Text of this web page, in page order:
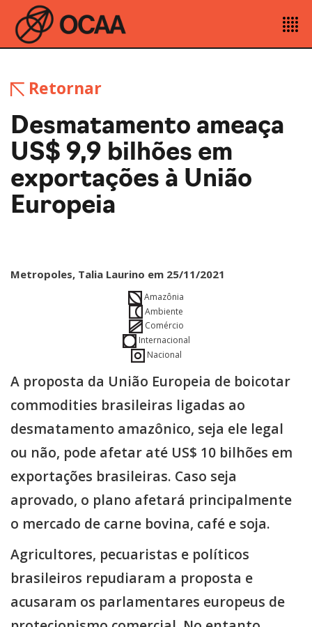
Retornar
Desmatamento ameaça
US$ 9,9 bilhões em
exportações à União
Europeia
Metropoles, Talia Laurino em 25/11/2021
Amazônia
Ambiente
Comércio
Internacional
Nacional
A proposta da União Europeia de boicotar
commodities brasileiras ligadas ao
desmatamento amazônico, seja ele legal
ou não, pode afetar até US$ 10 bilhões em
exportações brasileiras. Caso seja
aprovado, o plano afetará principalmente
o mercado de carne bovina, café e soja.
Agricultores, pecuaristas e políticos
brasileiros repudiaram a proposta e
acusaram os parlamentares europeus de